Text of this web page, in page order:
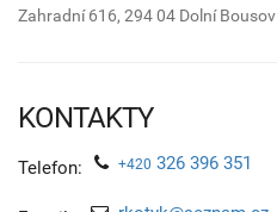
Zahradní 616, 294 04 Dolní Bousov
KONTAKTY
Telefon: +420 326 396 351